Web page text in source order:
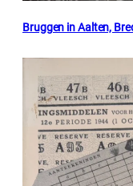
Bruggen in Aalten,